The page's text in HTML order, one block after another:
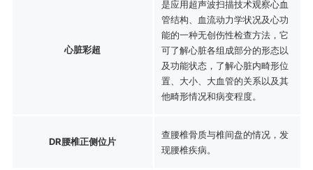
心脏彩超
是应用超声波扫描技术观察心血
管结构、血流动力学状况及心功
能的一种无创伤性检查方法，它
可了解心脏各组成部分的形态以
及功能状态，了解心脏内畸形位
置、大小、大血管的关系以及其
他畸形情况和病变程度。
DR腰椎正侧位片
查腰椎骨质与椎间盘的情况，发
现腰椎疾病。